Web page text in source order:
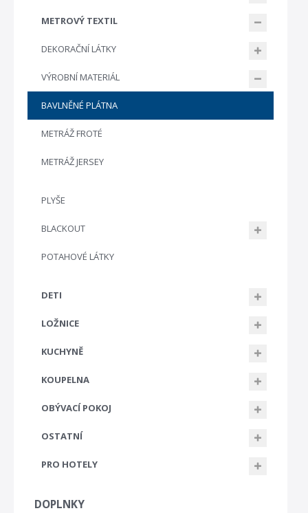
METROVÝ TEXTIL
DEKORAČNÍ LÁTKY
VÝROBNÍ MATERIÁL
BAVLNĚNÉ PLÁTNA
METRÁŽ FROTÉ
METRÁŽ JERSEY
PLYŠE
BLACKOUT
POTAHOVÉ LÁTKY
DETI
LOŽNICE
KUCHYNĚ
KOUPELNA
OBÝVACÍ POKOJ
OSTATNÍ
PRO HOTELY
DOPLNKY